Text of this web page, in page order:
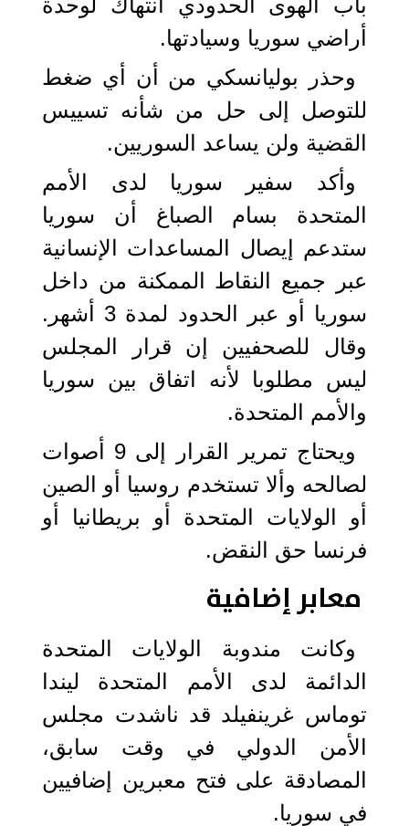
أراضي سوريا وسيادتها.
وحذر بوليانسكي من أن أي ضغط
للتوصل إلى حل من شأنه تسييس
القضية ولن يساعد السوريين.
وأكد سفير سوريا لدى الأمم
المتحدة بسام الصباغ أن سوريا
ستدعم إيصال المساعدات الإنسانية
عبر جميع النقاط الممكنة من داخل
سوريا أو عبر الحدود لمدة 3 أشهر.
وقال للصحفيين إن قرار المجلس
ليس مطلوبا لأنه اتفاق بين سوريا
والأمم المتحدة.
ويحتاج تمرير القرار إلى 9 أصوات
لصالحه وألا تستخدم روسيا أو الصين
أو الولايات المتحدة أو بريطانيا أو
فرنسا حق النقض.
معابر إضافية
وكانت مندوبة الولايات المتحدة
الدائمة لدى الأمم المتحدة ليندا
توماس غرينفيلد قد ناشدت مجلس
الأمن الدولي في وقت سابق،
المصادقة على فتح معبرين إضافيين
في سوريا.